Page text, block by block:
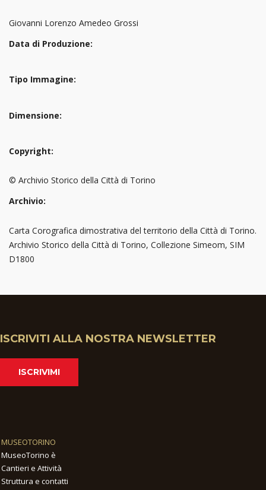
Giovanni Lorenzo Amedeo Grossi
Data di Produzione:
Tipo Immagine:
Dimensione:
Copyright:
© Archivio Storico della Città di Torino
Archivio:
Carta Corografica dimostrativa del territorio della Città di Torino.
Archivio Storico della Città di Torino, Collezione Simeom, SIM
D1800
ISCRIVITI ALLA NOSTRA NEWSLETTER
ISCRIVIMI
MUSEOTORINO
MuseoTorino è
Cantieri e Attività
Struttura e contatti